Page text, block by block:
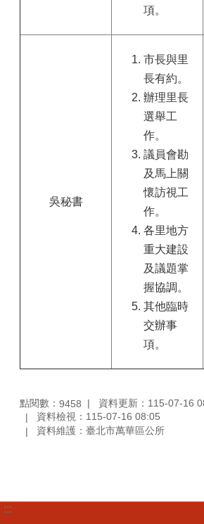
項。
吳秘書
市長與里
長有約。
辦理里長
選舉工
作。
議員會勘
及馬上關
懷訪視工
作。
各里地方
重大建設
及議題掌
握協調。
其他臨時
交辦事
項。
點閱數： 9458
資料更新：115-07-16
資料檢視：115-07-16 08:05
資料維護：臺北市萬華區公所
:::